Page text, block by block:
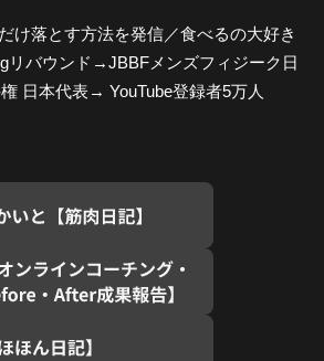
け落とす方法を発信／食べるの大好き
リバウンド→JBBFメンズフィジーク日
日本代表→ YouTube登録者5万人